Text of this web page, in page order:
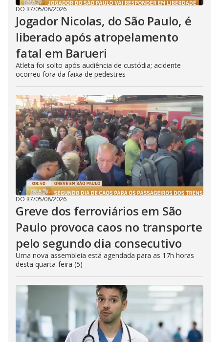
DO R7/05/08/2026
Jogador Nicolas, do São Paulo, é
liberado após atropelamento
fatal em Barueri
Atleta foi solto após audiência de custódia; acidente
ocorreu fora da faixa de pedestres
DO R7/05/08/2026
Greve dos ferroviários em São
Paulo provoca caos no transporte
pelo segundo dia consecutivo
Uma nova assembleia está agendada para as 17h horas
desta quarta-feira (5)